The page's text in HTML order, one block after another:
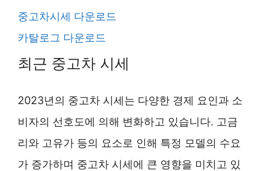
중고차시세 다운로드
카탈로그 다운로드
최근 중고차 시세
2023년의 중고차 시세는 다양한 경제 요인과 소
비자의 선호도에 의해 변화하고 있습니다. 고금
리와 고유가 등의 요소로 인해 특정 모델의 수요
가 증가하며 중고차 시세에 큰 영향을 미치고 있